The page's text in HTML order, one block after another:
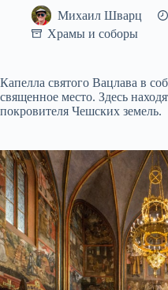
Михаил Шварц
Храмы и соборы
Капелла святого Вацлава в
священное место. Здесь
покровителя Чешских земель.